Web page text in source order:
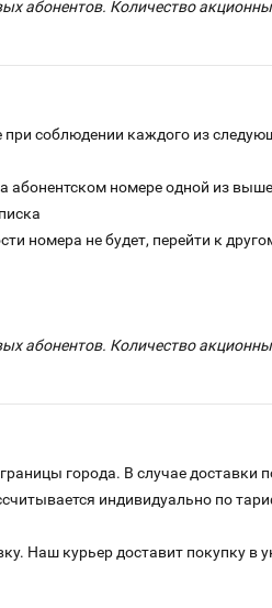
абонентов. Количество
соблюдении каждого из
абонентском номере одной из
номера не будет, перейти к
абонентов. Количество
города. В случае доставки
индивидуально по
Наш курьер доставит покупку в